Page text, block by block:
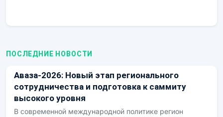
ПОСЛЕДНИЕ НОВОСТИ
Аваза-2026: Новый этап регионального
сотрудничества и подготовка к саммиту
высокого уровня
В современной международной политике регион